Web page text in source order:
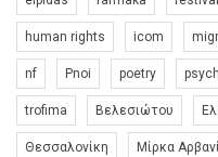
human rights icom
nf Pnoi poetry
trofima Βελεσιώτου
Θεσσαλονίκη Μίρκα